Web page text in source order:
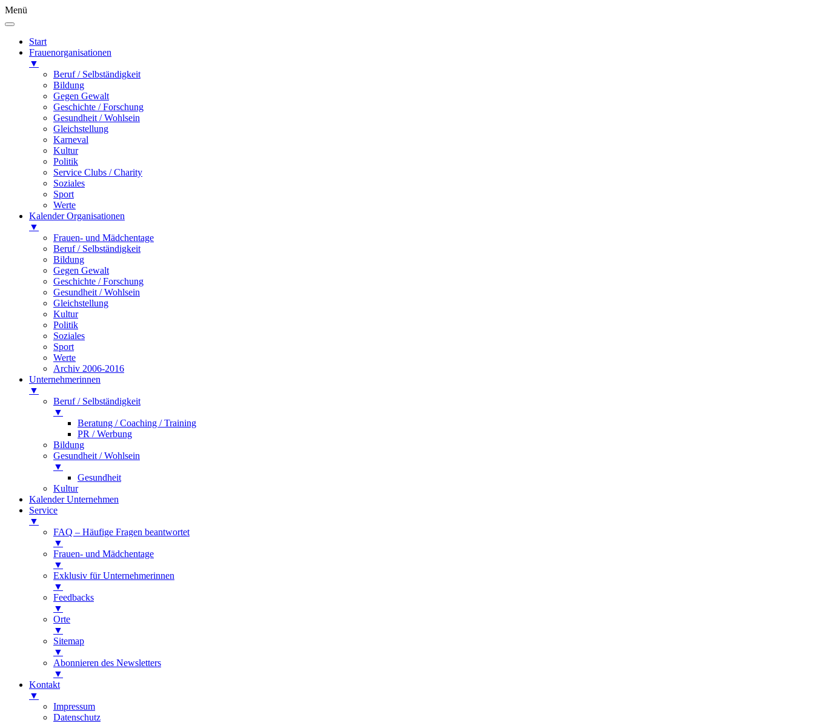
Menü
Start
Frauenorganisationen
▼
Beruf / Selbständigkeit
Bildung
Gegen Gewalt
Geschichte / Forschung
Gesundheit / Wohlsein
Gleichstellung
Karneval
Kultur
Politik
Service Clubs / Charity
Soziales
Sport
Werte
Kalender Organisationen
▼
Frauen- und Mädchentage
Beruf / Selbständigkeit
Bildung
Gegen Gewalt
Geschichte / Forschung
Gesundheit / Wohlsein
Gleichstellung
Kultur
Politik
Soziales
Sport
Werte
Archiv 2006-2016
Unternehmerinnen
▼
Beruf / Selbständigkeit
▼
Beratung / Coaching / Training
PR / Werbung
Bildung
Gesundheit / Wohlsein
▼
Gesundheit
Kultur
Kalender Unternehmen
Service
▼
FAQ – Häufige Fragen beantwortet
▼
Frauen- und Mädchentage
▼
Exklusiv für Unternehmerinnen
▼
Feedbacks
▼
Orte
▼
Sitemap
▼
Abonnieren des Newsletters
▼
Kontakt
▼
Impressum
Datenschutz